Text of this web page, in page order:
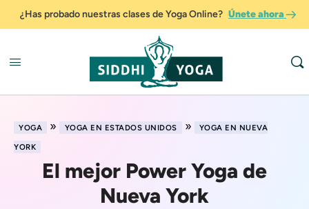
¿Has probado nuestras clases de Yoga Online? Únete ahora
YOGA » YOGA EN ESTADOS UNIDOS »
YOGA EN NUEVA
YORK
El mejor Power Yoga de
Nueva York